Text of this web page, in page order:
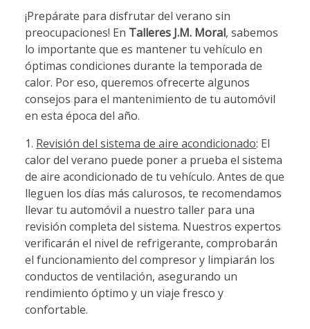
¡Prepárate para disfrutar del verano sin
preocupaciones! En Talleres J.M. Moral, sabemos
lo importante que es mantener tu vehículo en
óptimas condiciones durante la temporada de
calor. Por eso, queremos ofrecerte algunos
consejos para el mantenimiento de tu automóvil
en esta época del año.
1. Revisión del sistema de aire acondicionado: El
calor del verano puede poner a prueba el sistema
de aire acondicionado de tu vehículo. Antes de que
lleguen los días más calurosos, te recomendamos
llevar tu automóvil a nuestro taller para una
revisión completa del sistema. Nuestros expertos
verificarán el nivel de refrigerante, comprobarán
el funcionamiento del compresor y limpiarán los
conductos de ventilación, asegurando un
rendimiento óptimo y un viaje fresco y
confortable.